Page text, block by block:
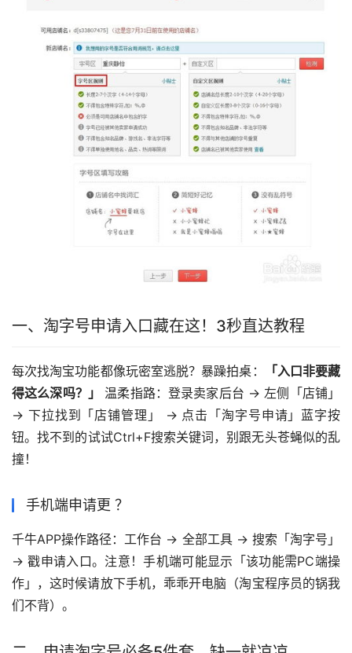
一、淘字号申请入口藏在这！3秒直达教程
每次找淘宝功能都像玩密室逃脱？暴躁拍桌：
「入口非要藏
得这么深吗？」
温柔指路：登录卖家后台 → 左侧「店铺」
→ 下拉找到「店铺管理」 → 点击「淘字号申请」蓝字按
钮。找不到的试试Ctrl+F搜索关键词，别跟无头苍蝇似的乱
撞！
手机端申请更 ？
千牛APP操作路径：工作台 → 全部工具 → 搜索「淘字号」
→ 戳申请入口。注意！手机端可能显示「该功能需PC端操
作」，这时候请放下手机，乖乖开电脑（淘宝程序员的锅我
们不背）。